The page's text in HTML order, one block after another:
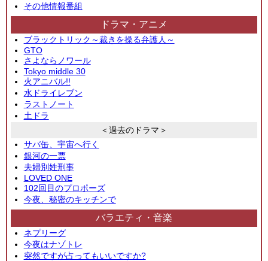
その他情報番組
ドラマ・アニメ
ブラックトリック～裁きを操る弁護人～
GTO
さよならノワール
Tokyo middle 30
火アニバル!!
水ドライレブン
ラストノート
土ドラ
＜過去のドラマ＞
サバ缶、宇宙へ行く
銀河の一票
夫婦別姓刑事
LOVED ONE
102回目のプロポーズ
今夜、秘密のキッチンで
バラエティ・音楽
ネプリーグ
今夜はナゾトレ
突然ですが占ってもいいですか?